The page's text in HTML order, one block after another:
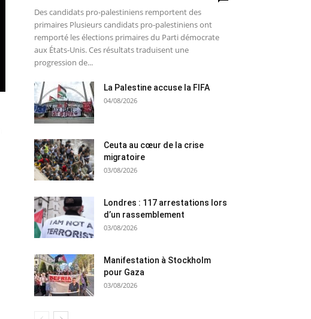
Des candidats pro-palestiniens remportent des
primaires Plusieurs candidats pro-palestiniens ont
remporté les élections primaires du Parti démocrate
aux États-Unis. Ces résultats traduisent une
progression de...
La Palestine accuse la FIFA
04/08/2026
Ceuta au cœur de la crise
migratoire
03/08/2026
Londres : 117 arrestations lors
d’un rassemblement
03/08/2026
Manifestation à Stockholm
pour Gaza
03/08/2026